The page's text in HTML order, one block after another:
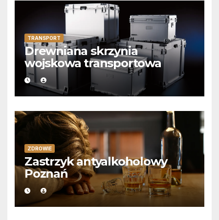
TRANSPORT
Drewniana skrzynia
wojskowa transportowa
ZDROWIE
Zastrzyk antyalkoholowy
Poznań